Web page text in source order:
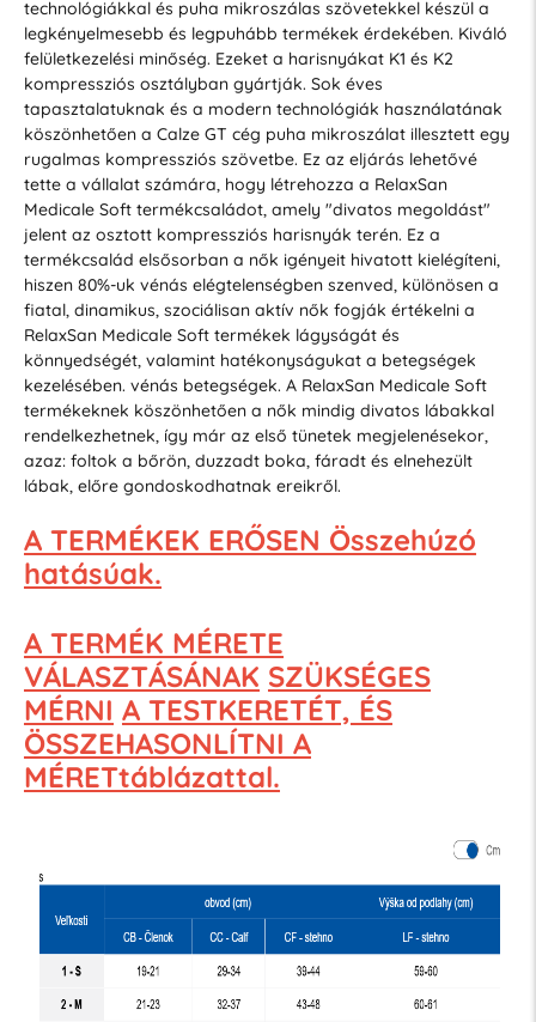
technológiákkal és puha mikroszálas szövetekkel készül a
legkényelmesebb és legpuhább termékek érdekében. Kiváló
felületkezelési minőség. Ezeket a harisnyákat K1 és K2
kompressziós osztályban gyártják. Sok éves
tapasztalatuknak és a modern technológiák használatának
köszönhetően a Calze GT cég puha mikroszálat illesztett egy
rugalmas kompressziós szövetbe. Ez az eljárás lehetővé
tette a vállalat számára, hogy létrehozza a RelaxSan
Medicale Soft termékcsaládot, amely "divatos megoldást"
jelent az osztott kompressziós harisnyák terén. Ez a
termékcsalád elsősorban a nők igényeit hivatott kielégíteni,
hiszen 80%-uk vénás elégtelenségben szenved, különösen a
fiatal, dinamikus, szociálisan aktív nők fogják értékelni a
RelaxSan Medicale Soft termékek lágyságát és
könnyedségét, valamint hatékonyságukat a betegségek
kezelésében. vénás betegségek. A RelaxSan Medicale Soft
termékeknek köszönhetően a nők mindig divatos lábakkal
rendelkezhetnek, így már az első tünetek megjelenésekor,
azaz: foltok a bőrön, duzzadt boka, fáradt és elnehezült
lábak, előre gondoskodhatnak ereikről.
A TERMÉKEK ERŐSEN Összehúzó
hatásúak.
A TERMÉK MÉRETE
VÁLASZTÁSÁNAK SZÜKSÉGES
MÉRNI A TESTKERETÉT, ÉS
ÖSSZEHASONLÍTNI A
MÉRETtáblázattal.